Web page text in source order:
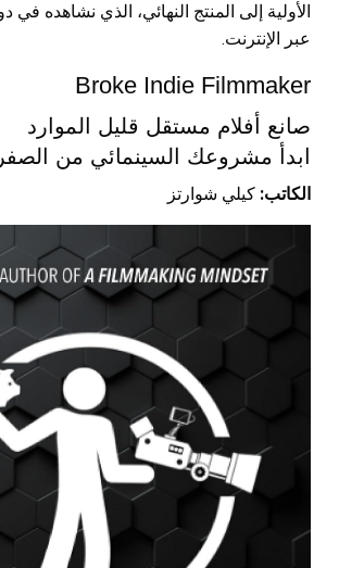
الأولية إلى المنتج النهائي، الذي نشاهده في
عبر الإنترنت.
Broke Indie Filmmaker
صانع أفلام مستقل قليل الموارد
ابدأ مشروعك السينمائي من الصفر
الكاتب: كيلي شوارتز